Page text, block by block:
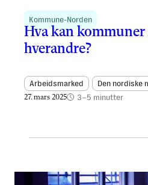
Kommune-Norden
Hva kan
hverandre?
Arbeidsmarked Den nordiske
27. mars 2025 3–5 minutter